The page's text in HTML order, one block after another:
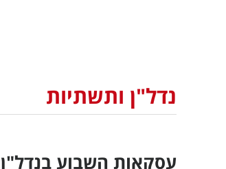
נדל"ן ותשתיות
עסקאות השבוע